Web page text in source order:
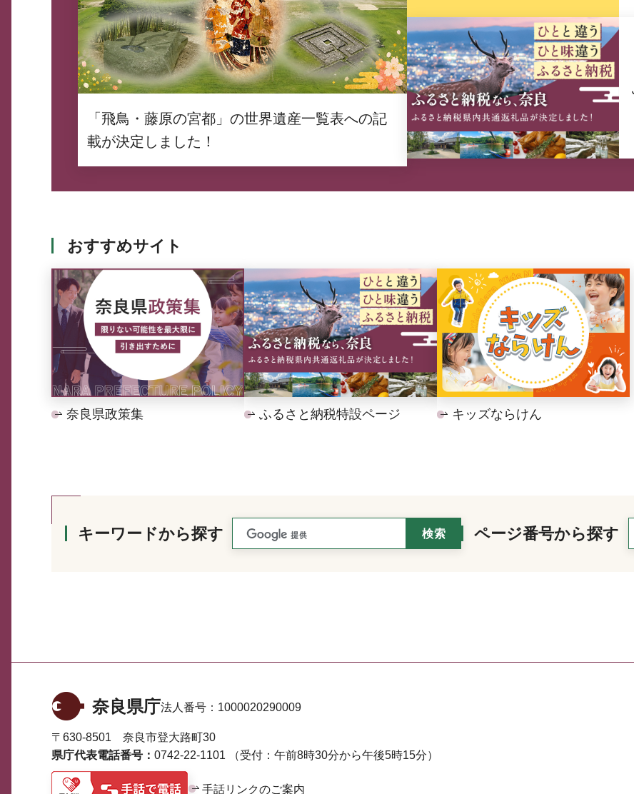
「飛鳥・藤原の宮都」の世界遺産一覧表への記
載が決定しました！
おすすめサイト
奈良県政策集 ふるさと納税特設ページ キッズならけん
キーワードから探す ページ番号から探す
奈良県庁法人番号： 1000020290009
〒630-8501 奈良市登大路町30
県庁代表電話番号： 0742-22-1101 （受付：午前8時30分から午後5時15分）
手話リンクのご案内